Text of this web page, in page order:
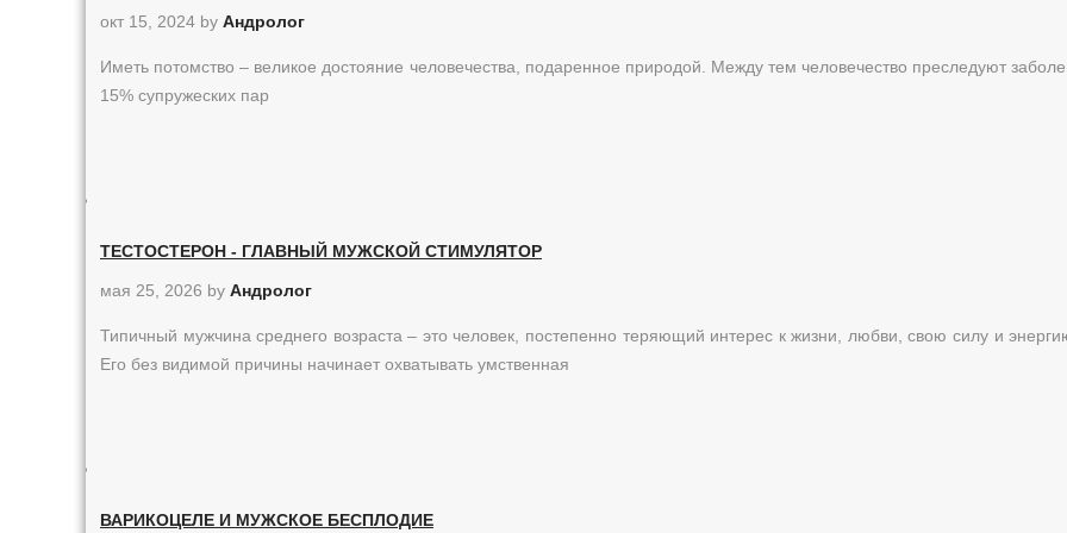
окт 15, 2024 by Андролог
Иметь потомство – великое достояние человечества, подаренное природой. Между тем человечество преследуют
15% супружеских пар
ТЕСТОСТЕРОН - ГЛАВНЫЙ МУЖСКОЙ СТИМУЛЯТОР
мая 25, 2026 by Андролог
Типичный мужчина среднего возраста – это человек, постепенно теряющий интерес к жизни, любви, свою силу и
Его без видимой причины начинает охватывать умственная
ВАРИКОЦЕЛЕ И МУЖСКОЕ БЕСПЛОДИЕ